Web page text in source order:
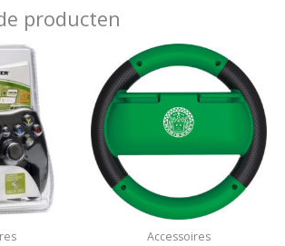
producten
Accessoires